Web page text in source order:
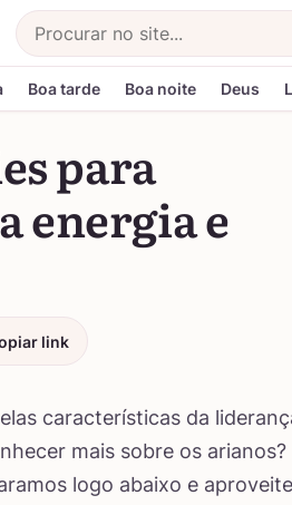
Buscar
Boa tarde Boa noite Deus
para
energia e
link
características da
mais sobre os
logo abaixo e